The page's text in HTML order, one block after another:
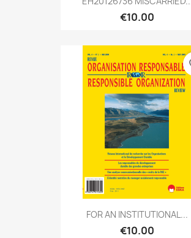
€10.00
FOR AN INSTITUTIONAL...
€10.00